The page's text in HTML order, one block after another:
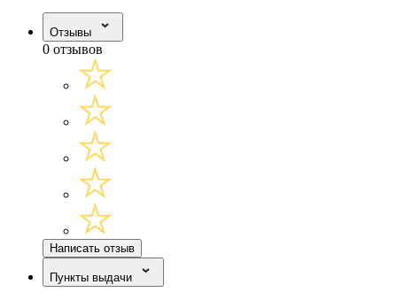
Отзывы
0 отзывов
Написать отзыв
Пункты выдачи